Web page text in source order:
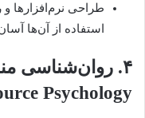
طراحی نرم‌افزارها و
استفاده از آن‌ها
Psychology)